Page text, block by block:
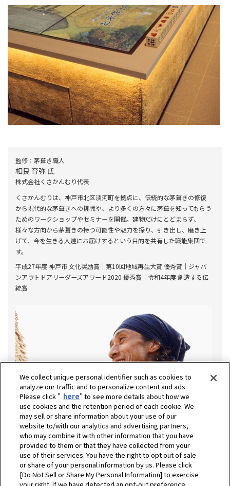
監修：茅葺き職⼈
相良 育弥 ⽒
株式会社くさかんむり代表
くさかんむりは、神⼾市北区淡河町を拠点に、伝統的な茅葺きの修復
から現代的な茅葺きへの挑戦や、より多くの⽅々に茅葺を知ってもらう
ためのワークショップやセミナーを開催。建物だけにとどまらず、
様々な⽅向から茅葺きの持つ可能性や魅⼒を探り、引き出し、磨き上
げて、今を⽣きる⼈達にお届けするという⽬的を共有した職能集団で
す。
平成27年度 神⼾市 ⽂化奨励賞｜第10回地域再⽣⼤賞 優秀賞｜ジャパ
ンアウトドアリーダーズアワード2020 優秀賞｜令和4年度 創造する伝
統賞
We collect unique personal identifier such as cookies to
analyze our traffic and to personalize content and ads.
Please click " here" to see more details about how we
use cookies and the retention period of each cookie. We
may sell or share information about your use of our
website to/with our analytics and advertising partners,
who may combine it with other information that you have
provided to them or that they have collected from your
use of their services. You have the right to opt out of sale
or share of your personal information by us. Please click
[Do Not Sell or Share My Personal Information] to exercise